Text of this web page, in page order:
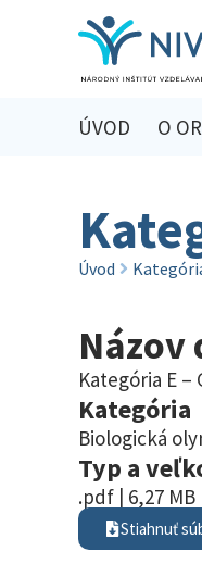
ÚVOD O
Úvod
Názov
Kategória E –
Kategória
Biologická
Typ a
.pdf | 6,27 MB
Stiahnuť